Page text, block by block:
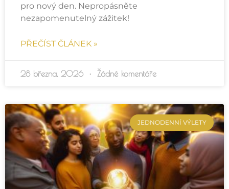
pro nový den. Nepropásněte
nezapomenutelný zážitek!
PŘEČÍST ČLÁNEK »
28 března, 2026 Žádné komentáře
JEDNODENNÍ VÝLETY